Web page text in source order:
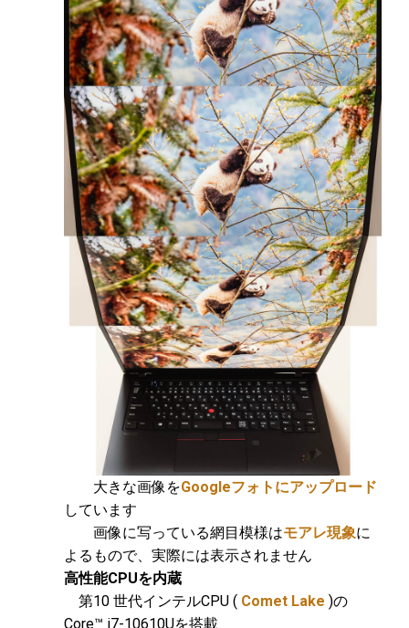
大きな画像をGoogleフォトにアップロード
しています
画像に写っている網目模様はモアレ現象に
よるもので、実際には表示されません
高性能CPUを内蔵
第10 世代インテルCPU ( Comet Lake )の
Core™ i7-10610Uを搭載